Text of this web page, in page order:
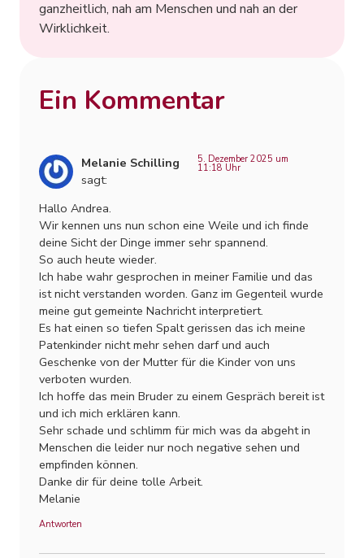
ganzheitlich, nah am Menschen und nah an der
Wirklichkeit.
Ein Kommentar
Melanie Schilling
sagt:
5. Dezember 2025 um
11:18 Uhr
Hallo Andrea.
Wir kennen uns nun schon eine Weile und ich finde
deine Sicht der Dinge immer sehr spannend.
So auch heute wieder.
Ich habe wahr gesprochen in meiner Familie und das
ist nicht verstanden worden. Ganz im Gegenteil wurde
meine gut gemeinte Nachricht interpretiert.
Es hat einen so tiefen Spalt gerissen das ich meine
Patenkinder nicht mehr sehen darf und auch
Geschenke von der Mutter für die Kinder von uns
verboten wurden.
Ich hoffe das mein Bruder zu einem Gespräch bereit ist
und ich mich erklären kann.
Sehr schade und schlimm für mich was da abgeht in
Menschen die leider nur noch negative sehen und
empfinden können.
Danke dir für deine tolle Arbeit.
Melanie
Antworten